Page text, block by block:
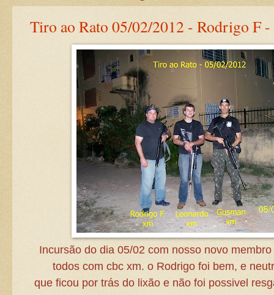
Tiro ao Rato 05/02/2012 - Rodrigo F
Incursão do dia 05/02 com nosso novo
todos com cbc xm. o Rodrigo foi bem, e
que ficou por trás do lixão e não foi possivel